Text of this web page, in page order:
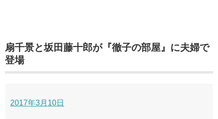
扇千景と坂田藤十郎が『徹子の部屋』に夫婦で
登場
2017年3月10日